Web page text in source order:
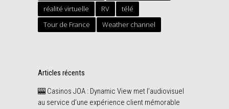
réalité virtuelle
RV
télé
Tour de France
Weather channel
Articles récents
🎰 Casinos JOA : Dynamic View met l’audiovisuel
au service d’une expérience client mémorable